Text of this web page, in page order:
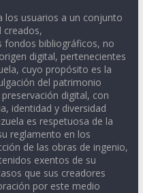
los usuarios a un conjunto
creados,
fondos bibliográficos, no
digital, pertenecientes
cuyo propósito es la
del patrimonio
digital, con
identidad y diversidad
es respetuosa de la
reglamento en los
de las obras de ingenio,
exentos de su
que sus creadores
por este medio